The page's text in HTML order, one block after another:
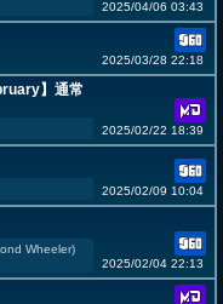
2025/04/06 03:43
2025/03/28 22:18
】通常
2025/02/22 18:39
2025/02/09 10:04
Wheeler)
2025/02/04 22:13